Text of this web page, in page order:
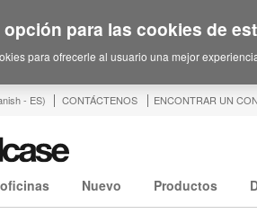
- ES) CONTÁCTENOS ENCONTRAR UN
Nuevo Productos
para las cookies de
para ofrecerle al usuario una mejor